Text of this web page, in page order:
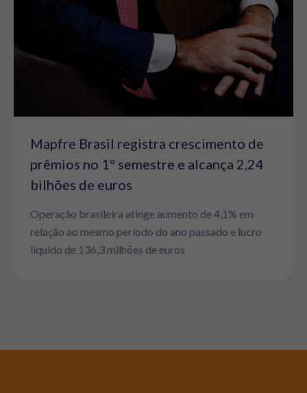
Mapfre Brasil registra crescimento de
prêmios no 1º semestre e alcança 2,24
bilhões de euros
Operação brasileira atinge aumento de 4,1% em
relação ao mesmo período do ano passado e lucro
líquido de 136,3 milhões de euros